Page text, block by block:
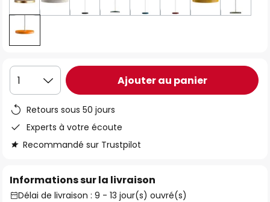
1 Ajouter au panier
Retours sous 50 jours
Experts à votre écoute
Recommandé sur Trustpilot
Informations sur la livraison
Délai de livraison : 9 - 13 jour(s) ouvré(s)